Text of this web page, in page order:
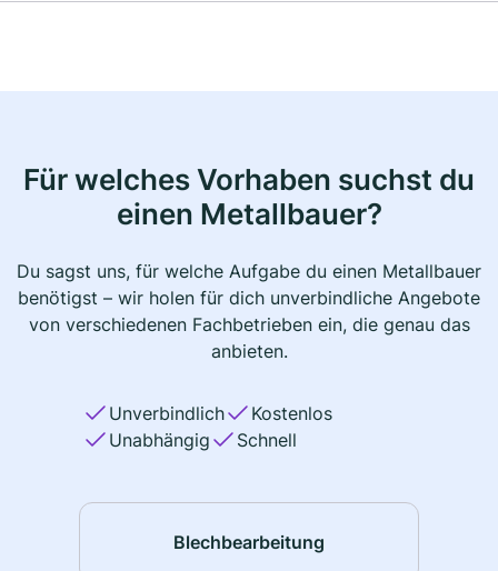
Für welches Vorhaben suchst du
einen Metallbauer?
Du sagst uns, für welche Aufgabe du einen Metallbauer
benötigst – wir holen für dich unverbindliche Angebote
von verschiedenen Fachbetrieben ein, die genau das
anbieten.
Unverbindlich
Kostenlos
Unabhängig
Schnell
Blechbearbeitung